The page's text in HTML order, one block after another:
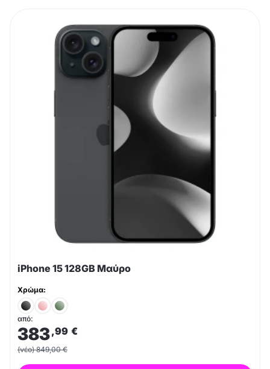
iPhone 15 128GB Μαύρο
Χρώμα:
από:
383,99 €
(νέο) 849,00 €